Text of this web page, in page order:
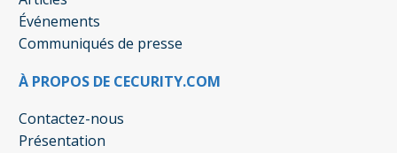
Événements
Communiqués de presse
À PROPOS DE CECURITY.COM
Contactez-nous
Présentation